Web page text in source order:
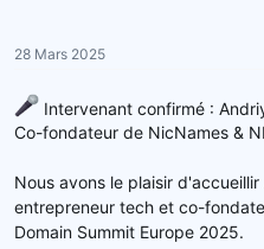
28 Mars 2025
Intervenant confirmé :
Co-fondateur de NicNames &
Nous avons le plaisir
entrepreneur tech et co-
Domain Summit Europe 2025.